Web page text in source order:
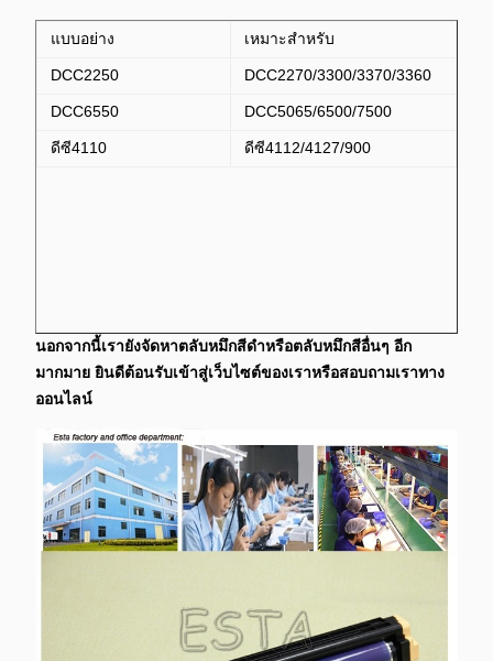
แบบอย่าง เหมาะสำหรับ
DCC2250 DCC2270/3300/3370/3360
DCC6550 DCC5065/6500/7500
ดีซี4110 ดีซี4112/4127/900
นอกจากนี้เรายังจัดหาตลับหมึกสีดำหรือตลับหมึกสีอื่นๆ อีก
มากมาย ยินดีต้อนรับเข้าสู่เว็บไซต์ของเราหรือสอบถามเราทาง
ออนไลน์